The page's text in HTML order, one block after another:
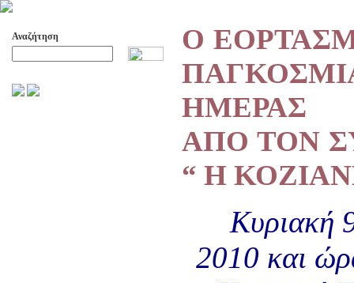
Αναζήτηση
Ο
ΗΜΕΡΑΣ
ΑΠΟ ΤΟΝ
“ H
Κυριακή
2010 και